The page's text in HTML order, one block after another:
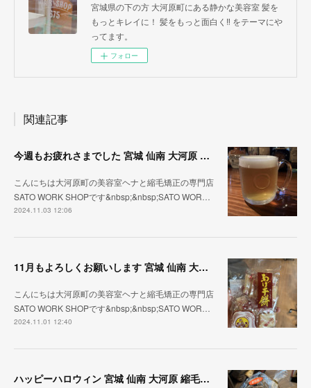
宮城県の下の方 大河原町にある静かな美容室 髪を
もっとキレイに！ 髪をもっと面白く‼︎ をテーマにや
ってます。
フォロー
関連記事
今週もお疲れさまでした 宮城 仙南 大河原 縮毛矯正 髪質改善 ヘナ 美容室 SATO WORK SHOP
こんにちは大河原町の美容室ヘナと縮毛矯正の専門店
SATO WORK SHOPです&nbsp;&nbsp;SATO WOR…
2024.11.03 12:06
11月もよろしくお願いします 宮城 仙南 大河原 縮毛矯正 髪質改善 ヘナ 美容室 SATO WORK SHOP
こんにちは大河原町の美容室ヘナと縮毛矯正の専門店
SATO WORK SHOPです&nbsp;&nbsp;SATO WOR…
2024.11.01 12:40
ハッピーハロウィン 宮城 仙南 大河原 縮毛矯正 髪質改善 ヘナ 美容室 SATO WORK SHOP